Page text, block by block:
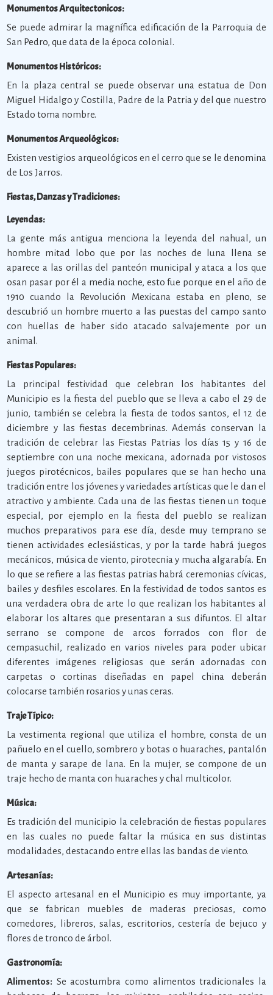
Monumentos Arquitectonicos:
Se puede admirar la magnífica edificación de la Parroquia de
San Pedro, que data de la época colonial.
Monumentos Históricos:
En la plaza central se puede observar una estatua de Don
Miguel Hidalgo y Costilla, Padre de la Patria y del que nuestro
Estado toma nombre.
Monumentos Arqueológicos:
Existen vestigios arqueológicos en el cerro que se le denomina
de Los Jarros.
Fiestas, Danzas y Tradiciones:
Leyendas:
La gente más antigua menciona la leyenda del nahual, un
hombre mitad lobo que por las noches de luna llena se
aparece a las orillas del panteón municipal y ataca a los que
osan pasar por él a media noche, esto fue porque en el año de
1910 cuando la Revolución Mexicana estaba en pleno, se
descubrió un hombre muerto a las puestas del campo santo
con huellas de haber sido atacado salvajemente por un
animal.
Fiestas Populares:
La principal festividad que celebran los habitantes del
Municipio es la fiesta del pueblo que se lleva a cabo el 29 de
junio, también se celebra la fiesta de todos santos, el 12 de
diciembre y las fiestas decembrinas. Además conservan la
tradición de celebrar las Fiestas Patrias los días 15 y 16 de
septiembre con una noche mexicana, adornada por vistosos
juegos pirotécnicos, bailes populares que se han hecho una
tradición entre los jóvenes y variedades artísticas que le dan el
atractivo y ambiente. Cada una de las fiestas tienen un toque
especial, por ejemplo en la fiesta del pueblo se realizan
muchos preparativos para ese día, desde muy temprano se
tienen actividades eclesiásticas, y por la tarde habrá juegos
mecánicos, música de viento, pirotecnia y mucha algarabía. En
lo que se refiere a las fiestas patrias habrá ceremonias cívicas,
bailes y desfiles escolares. En la festividad de todos santos es
una verdadera obra de arte lo que realizan los habitantes al
elaborar los altares que presentaran a sus difuntos. El altar
serrano se compone de arcos forrados con flor de
cempasuchil, realizado en varios niveles para poder ubicar
diferentes imágenes religiosas que serán adornadas con
carpetas o cortinas diseñadas en papel china deberán
colocarse también rosarios y unas ceras.
Traje Típico:
La vestimenta regional que utiliza el hombre, consta de un
pañuelo en el cuello, sombrero y botas o huaraches, pantalón
de manta y sarape de lana. En la mujer, se compone de un
traje hecho de manta con huaraches y chal multicolor.
Música:
Es tradición del municipio la celebración de fiestas populares
en las cuales no puede faltar la música en sus distintas
modalidades, destacando entre ellas las bandas de viento.
Artesanías:
El aspecto artesanal en el Municipio es muy importante, ya
que se fabrican muebles de maderas preciosas, como
comedores, libreros, salas, escritorios, cestería de bejuco y
flores de tronco de árbol.
Gastronomía:
Alimentos: Se acostumbra como alimentos tradicionales la